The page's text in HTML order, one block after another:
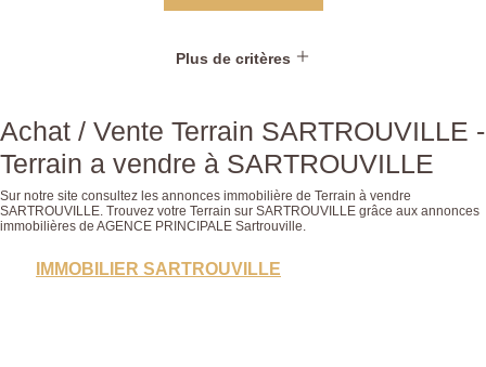
Plus de critères
Achat / Vente Terrain SARTROUVILLE -
Terrain a vendre à SARTROUVILLE
Sur notre site consultez les annonces immobilière de Terrain à vendre
SARTROUVILLE. Trouvez votre Terrain sur SARTROUVILLE grâce aux annonces
immobilières de AGENCE PRINCIPALE Sartrouville.
IMMOBILIER SARTROUVILLE